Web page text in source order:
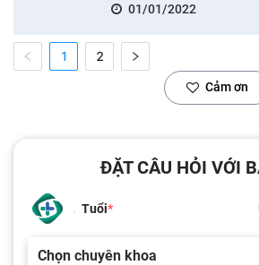
01/01/2022
1 2
Cảm ơn
ĐẶT CÂU HỎI VỚI
Tuổi
Chọn chuyên khoa